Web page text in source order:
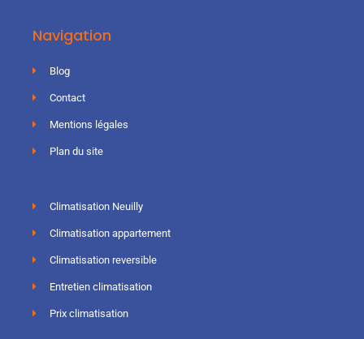
Navigation
Blog
Contact
Mentions légales
Plan du site
Climatisation Neuilly
Climatisation appartement
Climatisation reversible
Entretien climatisation
Prix climatisation